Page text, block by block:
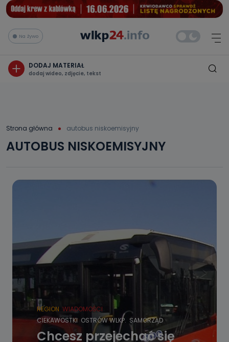
Na żywo
DODAJ MATERIAŁ
dodaj wideo, zdjęcie, tekst
Strona główna autobus niskoemisyjny
AUTOBUS NISKOEMISYJNY
REGION WIADOMOŚCI
CIEKAWOSTKI OSTRÓW WLKP. SAMORZĄD
Chcesz przejechać się